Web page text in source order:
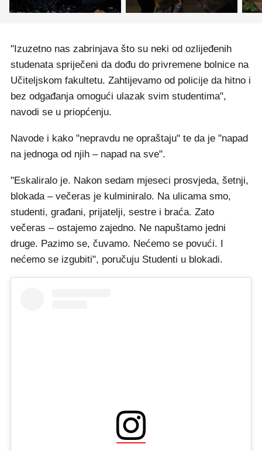
"Izuzetno nas zabrinjava što su neki od ozlijeđenih
studenata spriječeni da dođu do privremene bolnice na
Učiteljskom fakultetu. Zahtijevamo od policije da hitno i
bez odgađanja omogući ulazak svim studentima",
navodi se u priopćenju.
Navode i kako "nepravdu ne opraštaju" te da je "napad
na jednoga od njih – napad na sve".
"Eskaliralo je. Nakon sedam mjeseci prosvjeda, šetnji,
blokada – večeras je kulminiralo. Na ulicama smo,
studenti, građani, prijatelji, sestre i braća. Zato
večeras – ostajemo zajedno. Ne napuštamo jedni
druge. Pazimo se, čuvamo. Nećemo se povući. I
nećemo se izgubiti", poručuju Studenti u blokadi.